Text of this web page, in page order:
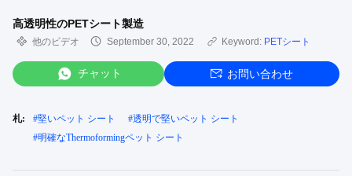
高透明性のPETシート製造
他のビデオ September 30, 2022 Keyword: PETシート
チャット お問い合わせ
札: #堅いペット シート #透明で堅いペット シート
#明確なThermoformingペット シート